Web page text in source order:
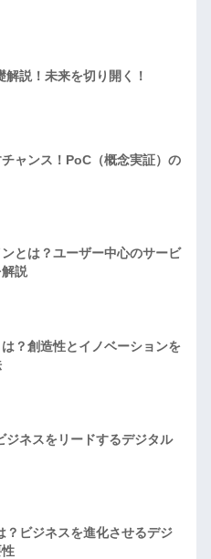
解説！未来を切り開く！
ャンス！PoC（概念実証）の
とは？ユーザー中心のサービ
説
？創造性とイノベーションを
ジネスをリードするデジタル
？ビジネスを進化させるデジ